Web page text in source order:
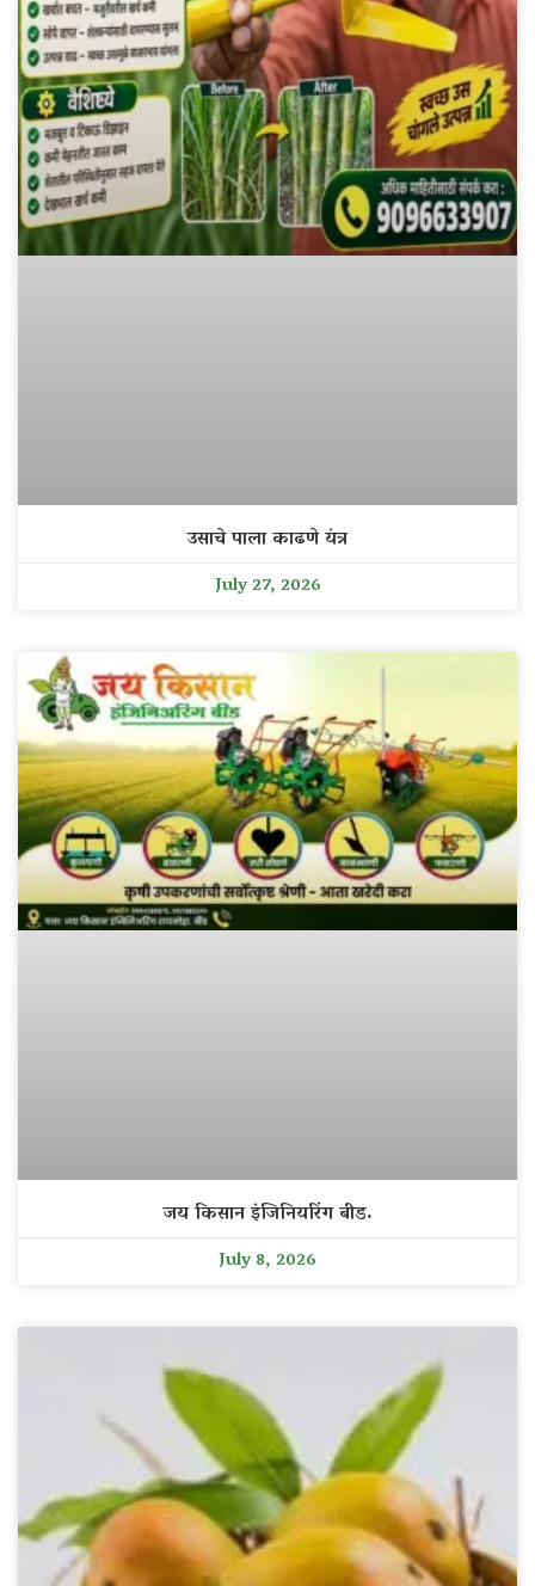
उसाचे पाला काढणे यंत्र
July 27, 2026
जय किसान इंजिनियरिंग बीड.
July 8, 2026